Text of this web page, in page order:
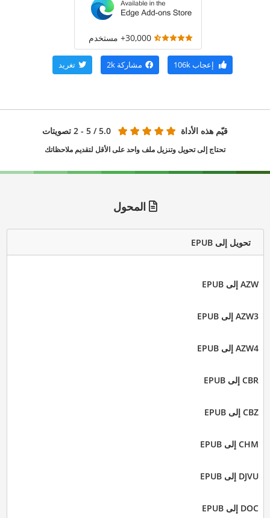
30,000+ مستخدم
إعجاب106k مشاركة 2k تغريد
قيّم هذه الأداة 5.0 / 5 - 2 تصويتات
تحتاج إلى تحويل وتنزيل ملف واحد على الأقل لتقديم ملاحظاتك
المحول
تحويل إلى EPUB
AZW إلى EPUB
AZW3 إلى EPUB
AZW4 إلى EPUB
CBR إلى EPUB
CBZ إلى EPUB
CHM إلى EPUB
DJVU إلى EPUB
DOC إلى EPUB